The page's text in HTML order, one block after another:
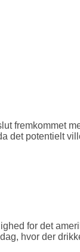
fremkommet
det potentielt
for det
hvor der